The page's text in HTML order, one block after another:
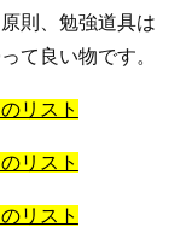
則、勉強道具は
て良い物です。
リスト
リスト
リスト